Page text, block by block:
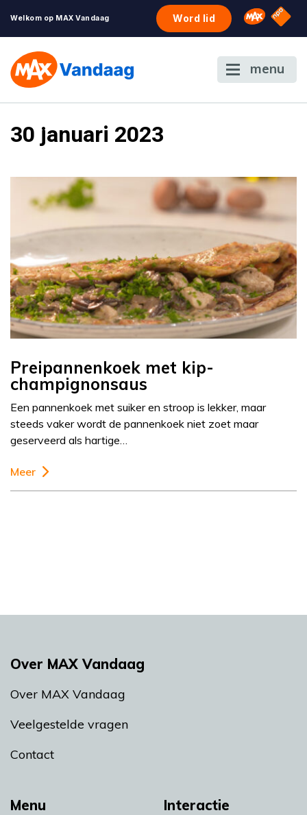
Welkom op MAX Vandaag Word lid Omroep
NPO
menu
30 januari 2023
Preipannenkoek met kip-
champignonsaus
Een pannenkoek met suiker en stroop is lekker, maar
steeds vaker wordt de pannenkoek niet zoet maar
geserveerd als hartige…
Meer
Menu Interactie
Over MAX Vandaag
Over MAX Vandaag
Veelgestelde vragen
Contact